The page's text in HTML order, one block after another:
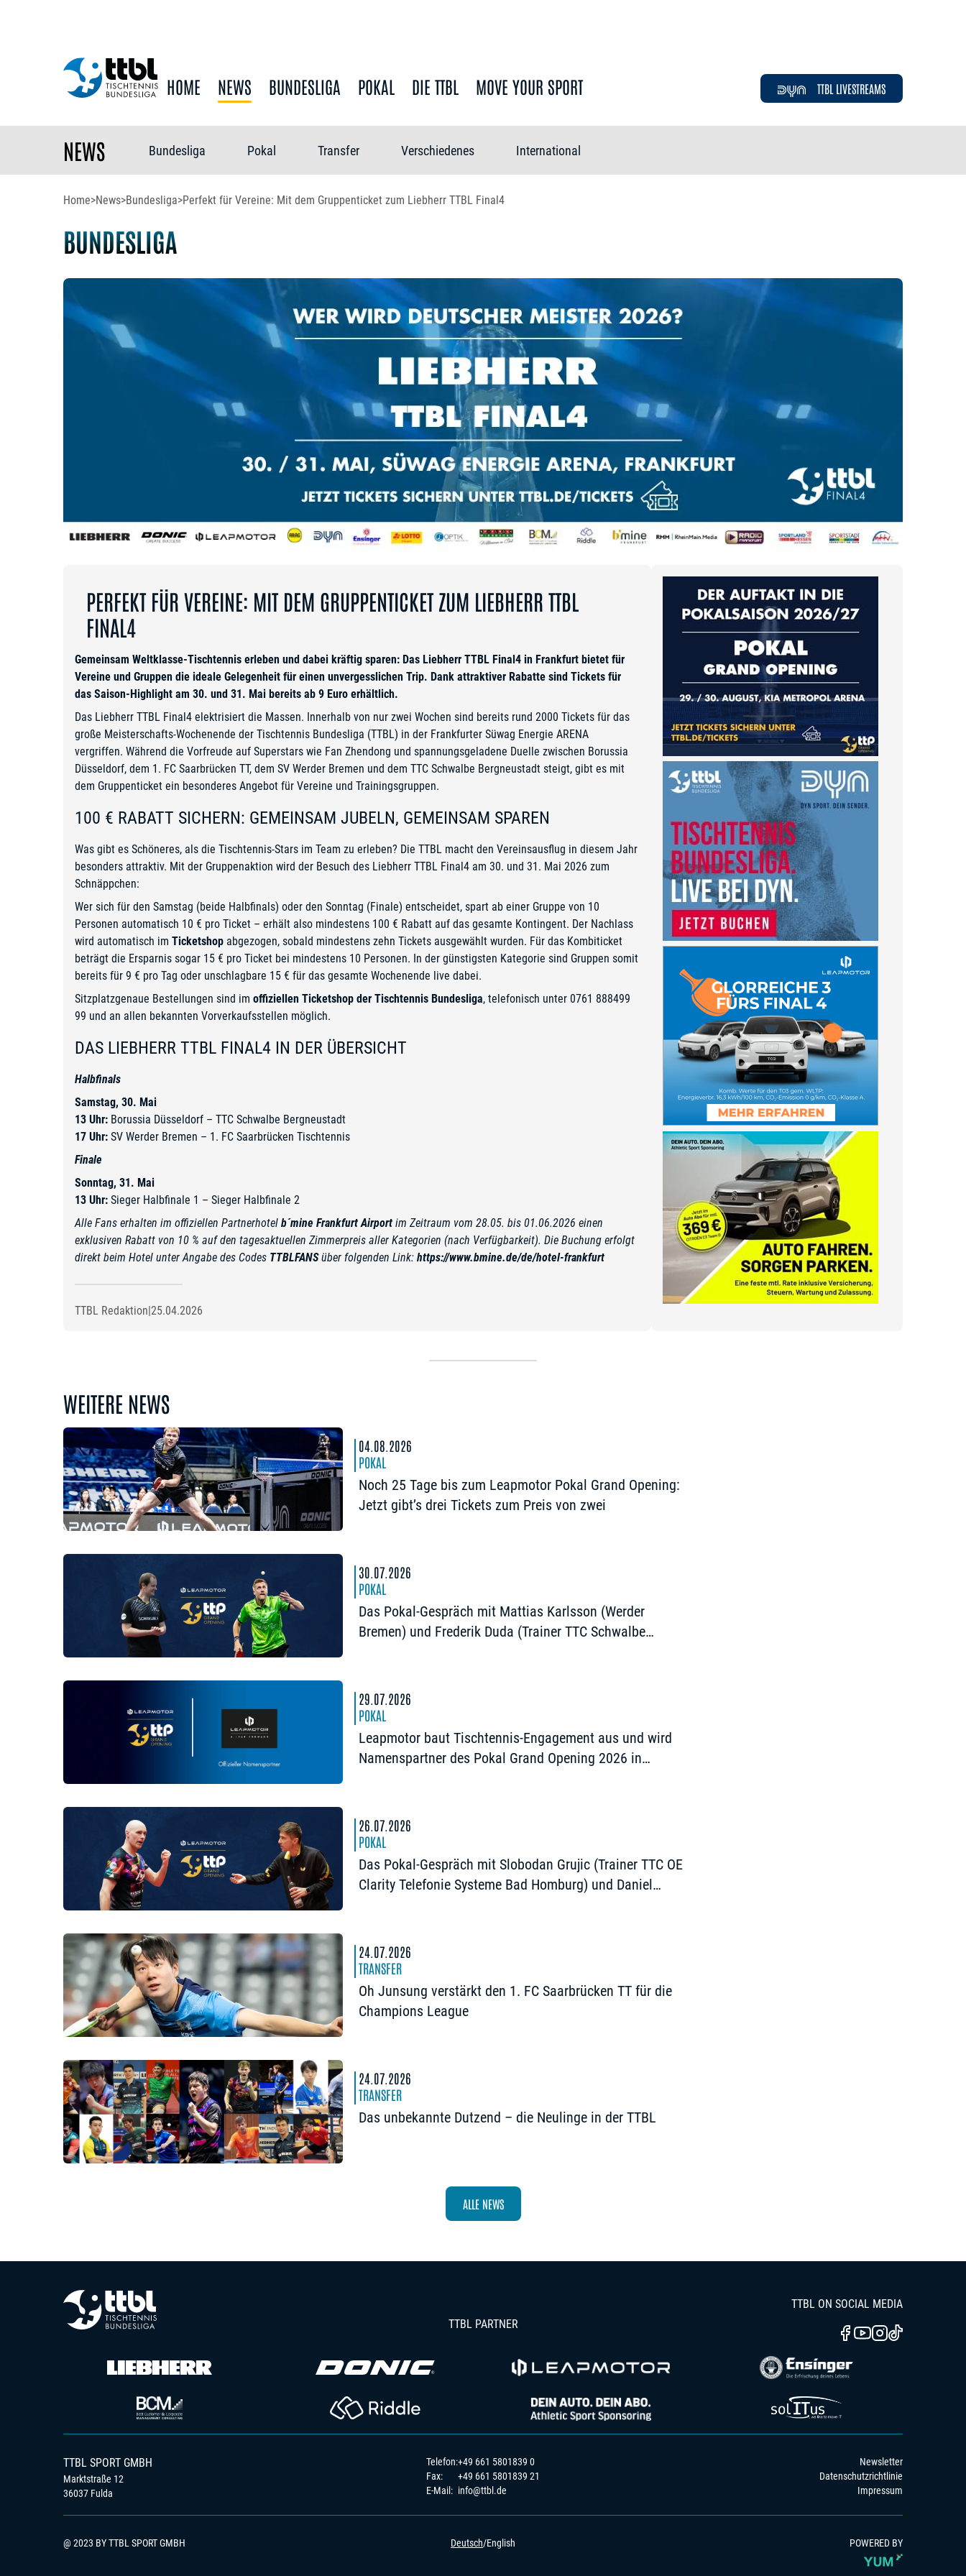
HOME NEWS BUNDESLIGA POKAL DIE TTBL MOVE YOUR SPORT TTBL LIVESTREAMS
NEWS Bundesliga Pokal Transfer Verschiedenes International
Home>News>Bundesliga>Perfekt für Vereine: Mit dem Gruppenticket zum Liebherr TTBL Final4
BUNDESLIGA
PERFEKT FÜR VEREINE: MIT DEM GRUPPENTICKET ZUM LIEBHERR TTBL
FINAL4
Gemeinsam Weltklasse-Tischtennis erleben und dabei kräftig sparen: Das Liebherr TTBL Final4 in Frankfurt bietet für
Vereine und Gruppen die ideale Gelegenheit für einen unvergesslichen Trip. Dank attraktiver Rabatte sind Tickets für
das Saison-Highlight am 30. und 31. Mai bereits ab 9 Euro erhältlich.
Das Liebherr TTBL Final4 elektrisiert die Massen. Innerhalb von nur zwei Wochen sind bereits rund 2000 Tickets für das
große Meisterschafts-Wochenende der Tischtennis Bundesliga (TTBL) in der Frankfurter Süwag Energie ARENA
vergriffen. Während die Vorfreude auf Superstars wie Fan Zhendong und spannungsgeladene Duelle zwischen Borussia
Düsseldorf, dem 1. FC Saarbrücken TT, dem SV Werder Bremen und dem TTC Schwalbe Bergneustadt steigt, gibt es mit
dem Gruppenticket ein besonderes Angebot für Vereine und Trainingsgruppen.
100 € RABATT SICHERN: GEMEINSAM JUBELN, GEMEINSAM SPAREN
Was gibt es Schöneres, als die Tischtennis-Stars im Team zu erleben? Die TTBL macht den Vereinsausflug in diesem Jahr
besonders attraktiv. Mit der Gruppenaktion wird der Besuch des Liebherr TTBL Final4 am 30. und 31. Mai 2026 zum
Schnäppchen:
Wer sich für den Samstag (beide Halbfinals) oder den Sonntag (Finale) entscheidet, spart ab einer Gruppe von 10
Personen automatisch 10 € pro Ticket – erhält also mindestens 100 € Rabatt auf das gesamte Kontingent. Der Nachlass
wird automatisch im Ticketshop abgezogen, sobald mindestens zehn Tickets ausgewählt wurden. Für das Kombiticket
beträgt die Ersparnis sogar 15 € pro Ticket bei mindestens 10 Personen. In der günstigsten Kategorie sind Gruppen somit
bereits für 9 € pro Tag oder unschlagbare 15 € für das gesamte Wochenende live dabei.
Sitzplatzgenaue Bestellungen sind im offiziellen Ticketshop der Tischtennis Bundesliga, telefonisch unter 0761 888499
99 und an allen bekannten Vorverkaufsstellen möglich.
DAS LIEBHERR TTBL FINAL4 IN DER ÜBERSICHT
Halbfinals
Samstag, 30. Mai
13 Uhr: Borussia Düsseldorf – TTC Schwalbe Bergneustadt
17 Uhr: SV Werder Bremen – 1. FC Saarbrücken Tischtennis
Finale
Sonntag, 31. Mai
13 Uhr: Sieger Halbfinale 1 – Sieger Halbfinale 2
Alle Fans erhalten im offiziellen Partnerhotel b´mine Frankfurt Airport im Zeitraum vom 28.05. bis 01.06.2026 einen
exklusiven Rabatt von 10 % auf den tagesaktuellen Zimmerpreis aller Kategorien (nach Verfügbarkeit). Die Buchung erfolgt
direkt beim Hotel unter Angabe des Codes TTBLFANSüber folgenden Link: https://www.bmine.de/de/hotel-frankfurt
TTBL Redaktion 25.04.2026
WEITERE NEWS
04.08.2026
POKAL
Noch 25 Tage bis zum Leapmotor Pokal Grand Opening:
Jetzt gibt’s drei Tickets zum Preis von zwei
30.07.2026
POKAL
Das Pokal-Gespräch mit Mattias Karlsson (Werder
Bremen) und Frederik Duda (Trainer TTC Schwalbe
29.07.2026
POKAL
Leapmotor baut Tischtennis-Engagement aus und wird
Namenspartner des Pokal Grand Opening 2026 in
26.07.2026
POKAL
Das Pokal-Gespräch mit Slobodan Grujic (Trainer TTC OE
Clarity Telefonie Systeme Bad Homburg) und Daniel
24.07.2026
TRANSFER
Oh Junsung verstärkt den 1. FC Saarbrücken TT für die
Champions League
24.07.2026
TRANSFER
Das unbekannte Dutzend – die Neulinge in der TTBL
ALLE NEWS
TTBL PARTNER
TTBL ON SOCIAL MEDIA
TTBL SPORT GMBH
Marktstraße 12
36037 Fulda
Telefon:
Fax:
E-Mail:
+49 661 5801839 0
+49 661 5801839 21
info@ttbl.de
Newsletter
Datenschutzrichtlinie
Impressum
@ 2023 BY TTBL SPORT GMBH Deutsch/English POWERED BY